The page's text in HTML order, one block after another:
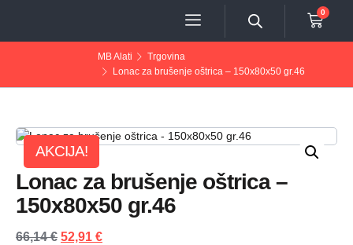
0
MB Alati
Trgovina
Lonac za brušenje oštrica – 150x80x50 gr.46
AKCIJA!
Lonac za brušenje oštrica –
150x80x50 gr.46
66,14€ 52,91 €